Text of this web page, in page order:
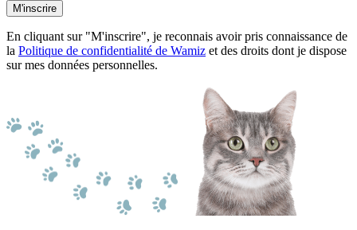
M'inscrire
En cliquant sur "M'inscrire", je reconnais avoir pris connaissance de
la Politique de confidentialité de Wamiz et des droits dont je dispose
sur mes données personnelles.